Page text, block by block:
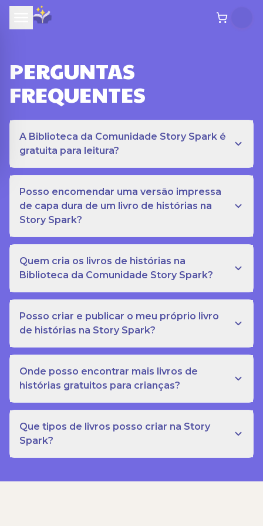
PERGUNTAS
FREQUENTES
A Biblioteca da Comunidade Story Spark é
gratuita para leitura?
Posso encomendar uma versão impressa
de capa dura de um livro de histórias na
Story Spark?
Quem cria os livros de histórias na
Biblioteca da Comunidade Story Spark?
Posso criar e publicar o meu próprio livro
de histórias na Story Spark?
Onde posso encontrar mais livros de
histórias gratuitos para crianças?
Que tipos de livros posso criar na Story
Spark?